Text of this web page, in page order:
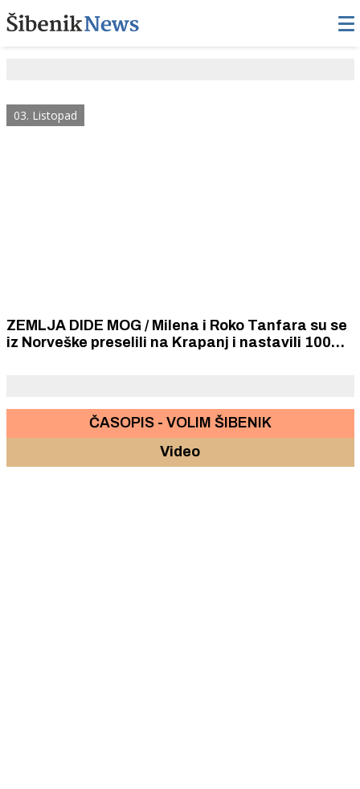
03. Listopad
ZEMLJA DIDE MOG / Milena i Roko Tanfara su se
iz Norveške preselili na Krapanj i nastavili 100
ČASOPIS - VOLIM ŠIBENIK
Video